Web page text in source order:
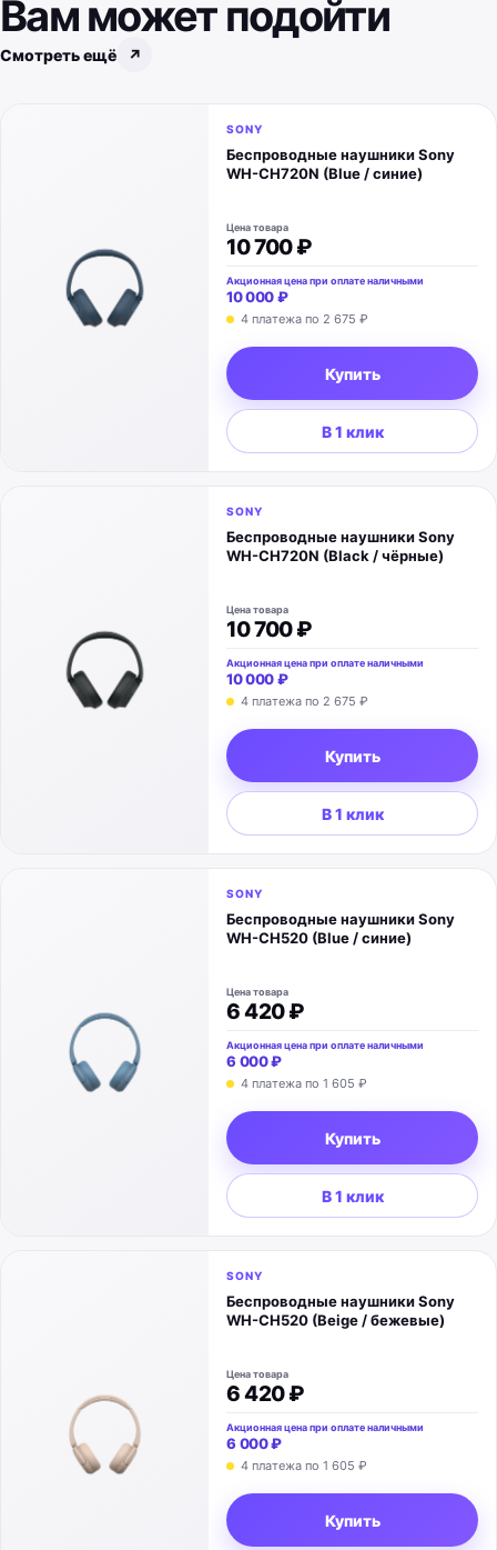
Вам может подойти
Смотреть ещё ↗
SONY
Беспроводные наушники Sony
WH-CH720N (Blue / синие)
Цена товара
10 700 ₽
Акционная цена при оплате наличными
10 000 ₽
4 платежа по 2 675 ₽
Купить
В 1 клик
SONY
Беспроводные наушники Sony
WH-CH720N (Black / чёрные)
Цена товара
10 700 ₽
Акционная цена при оплате наличными
10 000 ₽
4 платежа по 2 675 ₽
Купить
В 1 клик
SONY
Беспроводные наушники Sony
WH-CH520 (Blue / синие)
Цена товара
6 420 ₽
Акционная цена при оплате наличными
6 000 ₽
4 платежа по1 605 ₽
Купить
В 1 клик
SONY
Беспроводные наушники Sony
WH-CH520 (Beige / бежевые)
Цена товара
6 420 ₽
Акционная цена при оплате наличными
6 000 ₽
4 платежа по1 605 ₽
Купить